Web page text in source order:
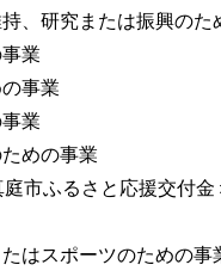
、研究または振興のた
業
事業
業
めの事業
庭市ふるさと応援交付金
はスポーツのための事